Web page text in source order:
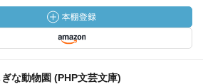
な動物園 (PHP文芸文庫)